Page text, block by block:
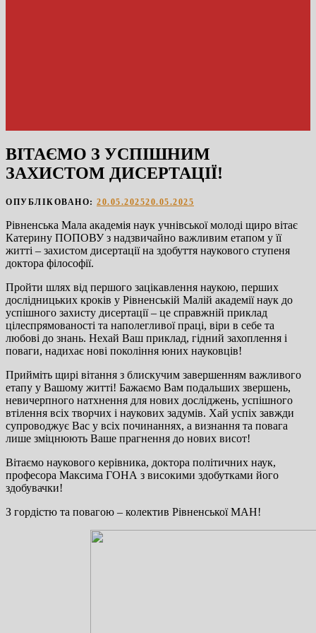
ВІТАЄМО З УСПІШНИМ
ЗАХИСТОМ ДИСЕРТАЦІЇ!
ОПУБЛІКОВАНО: 20.05.202520.05.2025
Рівненська Мала академія наук учнівської молоді щиро вітає
Катерину ПОПОВУ з надзвичайно важливим етапом у її
житті – захистом дисертації на здобуття наукового ступеня
доктора філософії.
Пройти шлях від першого зацікавлення наукою, перших
дослідницьких кроків у Рівненській Малій академії наук до
успішного захисту дисертації – це справжній приклад
цілеспрямованості та наполегливої праці, віри в себе та
любові до знань. Нехай Ваш приклад, гідний захоплення і
поваги, надихає нові покоління юних науковців!
Прийміть щирі вітання з блискучим завершенням важливого
етапу у Вашому житті! Бажаємо Вам подальших звершень,
невичерпного натхнення для нових досліджень, успішного
втілення всіх творчих і наукових задумів. Хай успіх завжди
супроводжує Вас у всіх починаннях, а визнання та повага
лише зміцнюють Ваше прагнення до нових висот!
Вітаємо наукового керівника, доктора політичних наук,
професора Максима ГОНА з високими здобутками його
здобувачки!
З гордістю та повагою – колектив Рівненської МАН!